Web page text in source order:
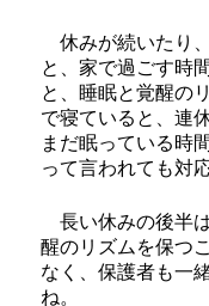
休みが続いたり
と、家で過ごす時
と、睡眠と覚醒の
で寝ていると、連
まだ眠っている時
って言われても対
長い休みの後半
醒のリズムを保つ
なく、保護者も一
ね。